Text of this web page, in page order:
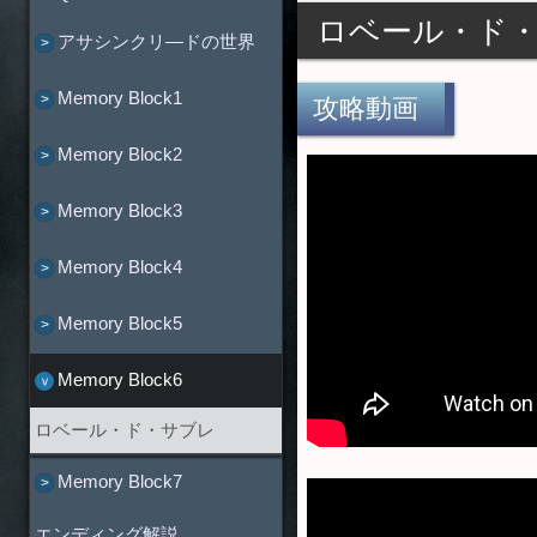
ロベール・ド
攻略動画
アサシンクリ―ドの世界
Memory Block1
Memory Block2
Memory Block3
Memory Block4
Memory Block5
Memory Block6
ロベール・ド・サブレ
Memory Block7